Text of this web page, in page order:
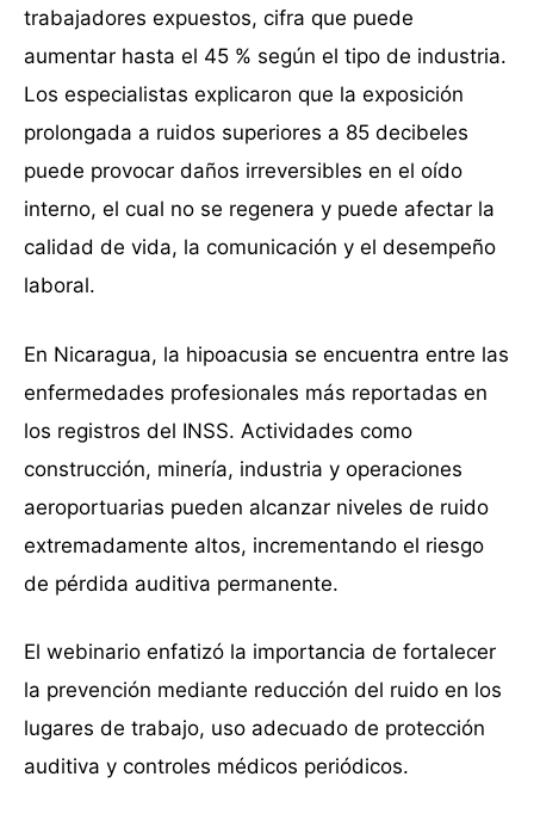
trabajadores expuestos, cifra que puede
aumentar hasta el 45 % según el tipo de industria.
Los especialistas explicaron que la exposición
prolongada a ruidos superiores a 85 decibeles
puede provocar daños irreversibles en el oído
interno, el cual no se regenera y puede afectar la
calidad de vida, la comunicación y el desempeño
laboral.
En Nicaragua, la hipoacusia se encuentra entre las
enfermedades profesionales más reportadas en
los registros del INSS. Actividades como
construcción, minería, industria y operaciones
aeroportuarias pueden alcanzar niveles de ruido
extremadamente altos, incrementando el riesgo
de pérdida auditiva permanente.
El webinario enfatizó la importancia de fortalecer
la prevención mediante reducción del ruido en los
lugares de trabajo, uso adecuado de protección
auditiva y controles médicos periódicos.